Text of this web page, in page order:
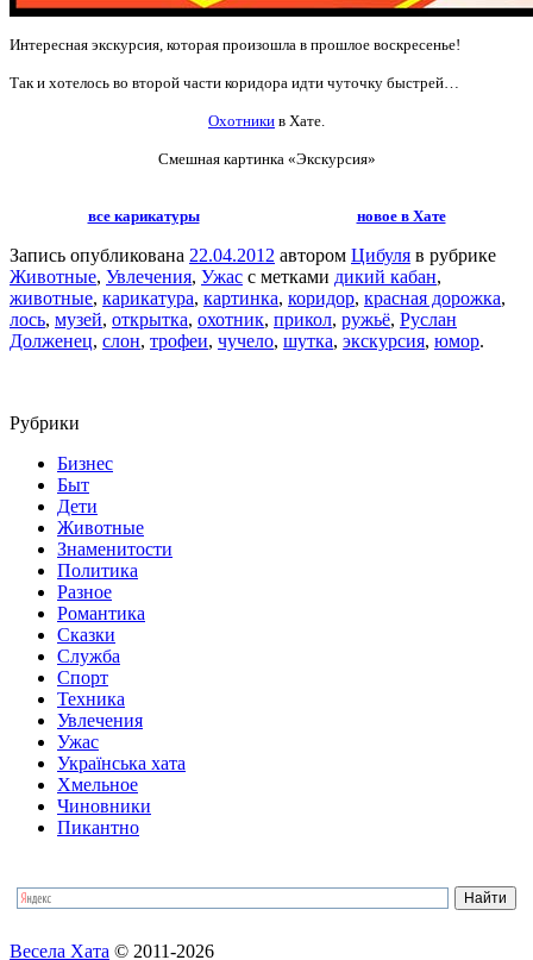
Интересная экскурсия, которая произошла в прошлое воскресенье!
Так и хотелось во второй части коридора идти чуточку быстрей…
Охотники в Хате.
Смешная картинка «Экскурсия»
все карикатуры новое в Хате
Запись опубликована 22.04.2012 автором Цибуля в рубрике
Животные, Увлечения, Ужас с метками дикий кабан,
животные, карикатура, картинка, коридор, красная дорожка,
лось, музей, открытка, охотник, прикол, ружьё, Руслан
Долженец, слон, трофеи, чучело, шутка, экскурсия, юмор.
Рубрики
Бизнес
Быт
Дети
Животные
Знаменитости
Политика
Разное
Романтика
Сказки
Служба
Спорт
Техника
Увлечения
Ужас
Українська хата
Хмельное
Чиновники
Пикантно
Весела Хата © 2011-2026